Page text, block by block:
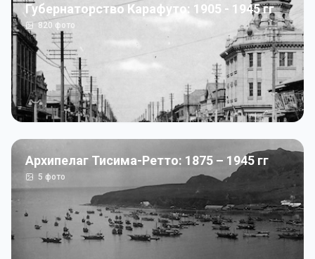
Губернаторство Карафуто: 1905 - 1945 гг
820 фото
Архипелаг Тисима-Ретто: 1875 – 1945 гг
5 фото